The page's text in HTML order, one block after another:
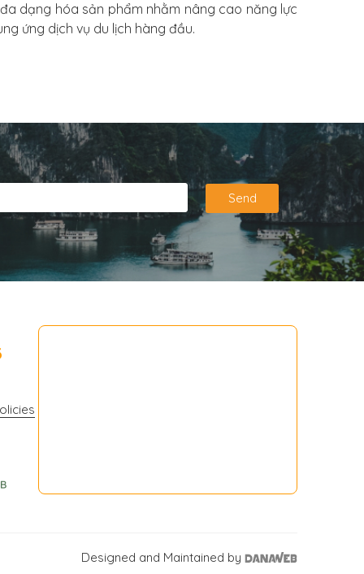
dạng hóa sản phẩm nhằm nâng cao năng lực
ứng dịch vụ du lịch hàng đầu.
Send
Designed and Maintained by